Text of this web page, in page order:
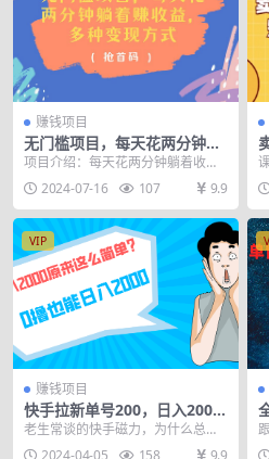
赚钱项目
无门槛项目，每天花两分钟躺
着收益，多种收益方式
项目介绍：每天花两分钟躺着收
益，多种收益方式， 项目方为了吸
引大量的用户到他们平...
2024-07-16 107 9.9
VIP
赚钱项目
快手拉新单号200，日入2000
+，长期稳定项目
老生常谈的快手磁力，为什么总是
很多人拿不到好的收益？ 明明是可
2024-04-05 158 9.9